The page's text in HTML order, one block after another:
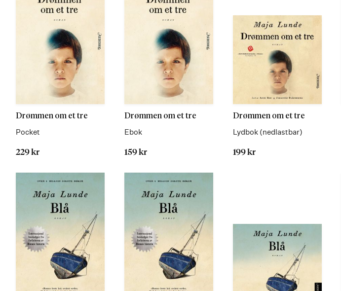
Drømmen om et tre
Pocket
229 kr
mer
Drømmen om et tre
Ebok
159 kr
mer
Drømmen om et tre
Lydbok (nedlastbar)
199 kr